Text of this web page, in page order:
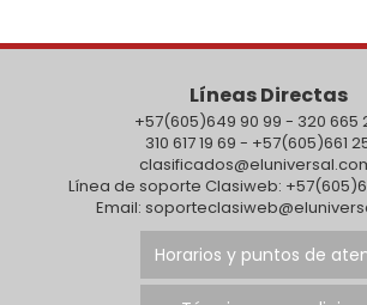
y
liderazgo,
enviar hoja de
vida:.
mihojadevida15@gmail.com
en asunto
especificar
áreas
para
de
Líneas Directas
+57(605)649 90 99 - 320 665
310 617 19 69 - +57(605)661
Línea de soporte Clasiweb:
Email:
Horarios y puntos de